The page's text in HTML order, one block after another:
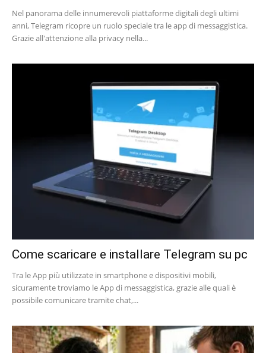
Nel panorama delle innumerevoli piattaforme digitali degli ultimi
anni, Telegram ricopre un ruolo speciale tra le app di messaggistica.
Grazie all'attenzione alla privacy nella...
Come scaricare e installare Telegram su pc
Tra le App più utilizzate in smartphone e dispositivi mobili,
sicuramente troviamo le App di messaggistica, grazie alle quali è
possibile comunicare tramite chat,...